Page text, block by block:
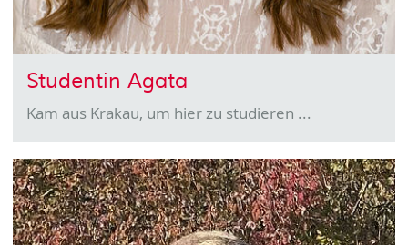
Studentin Agata
Kam aus Krakau, um hier zu studieren ...